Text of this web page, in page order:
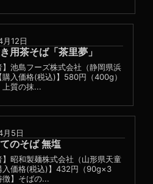
12日
用茶そば「茶里夢」
】池島フーズ株式会社（静岡県浜
購入価格(税込)】580円（400g）
上質の抹...
月5日
のそば 無塩
】昭和製麺株式会社（山形県天童
入価格(税込)】432円（90g×3
徴】そばの...